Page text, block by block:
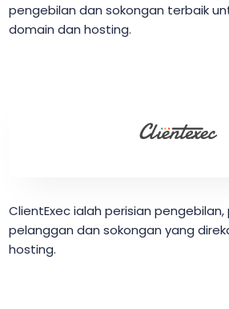
pengebilan dan sokongan terbaik
domain dan hosting.
ClientExec ialah perisian
pelanggan dan sokongan yang
hosting.